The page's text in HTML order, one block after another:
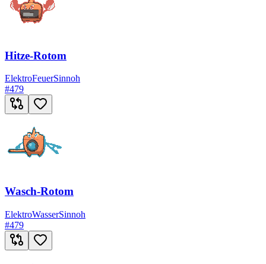
Hitze-Rotom
ElektroFeuerSinnoh
#479
Wasch-Rotom
ElektroWasserSinnoh
#479